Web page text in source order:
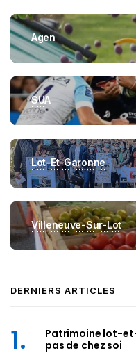
Agen
SUA
Lot-Et-Garonne
Villeneuve-Sur-Lot
DERNIERS ARTICLES
Patrimoine lot-
pas de chez soi